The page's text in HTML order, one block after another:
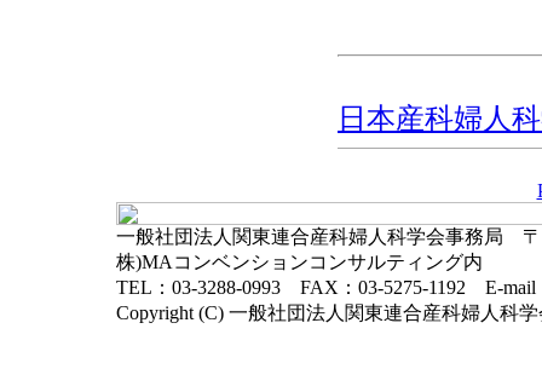
日本産科婦人
一般社団法人関東連合産科婦人科学会事務局 〒
株)MAコンベンションコンサルティング内
TEL：03-3288-0993 FAX：03-5275-1192 E-mail
Copyright (C) 一般社団法人関東連合産科婦人科